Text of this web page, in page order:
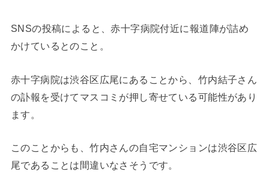
SNSの投稿によると、赤十字病院付近に報道陣が詰め
かけているとのこと。
赤十字病院は渋谷区広尾にあることから、竹内結子さん
の訃報を受けてマスコミが押し寄せている可能性があり
ます。
このことからも、竹内さんの自宅マンションは渋谷区広
尾であることは間違いなさそうです。